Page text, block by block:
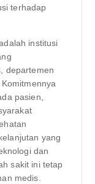
terhadap
institusi
departemen
pasien,
yang
dan
sakit ini tetap
medis.